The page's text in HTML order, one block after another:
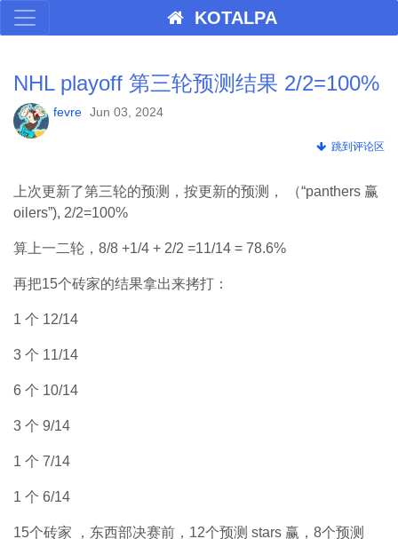
KOTALPA
NHL playoff 第三轮预测结果 2/2=100%
fevre Jun 03, 2024
跳到评论区
上次更新了第三轮的预测，按更新的预测， （“panthers 赢
oilers”), 2/2=100%
算上一二轮，8/8 +1/4 + 2/2 =11/14 = 78.6%
再把15个砖家的结果拿出来拷打：
1 个 12/14
3 个 11/14
6 个 10/14
3 个 9/14
1 个 7/14
1 个 6/14
15个砖家 ，东西部决赛前，12个预测 stars 赢，8个预测